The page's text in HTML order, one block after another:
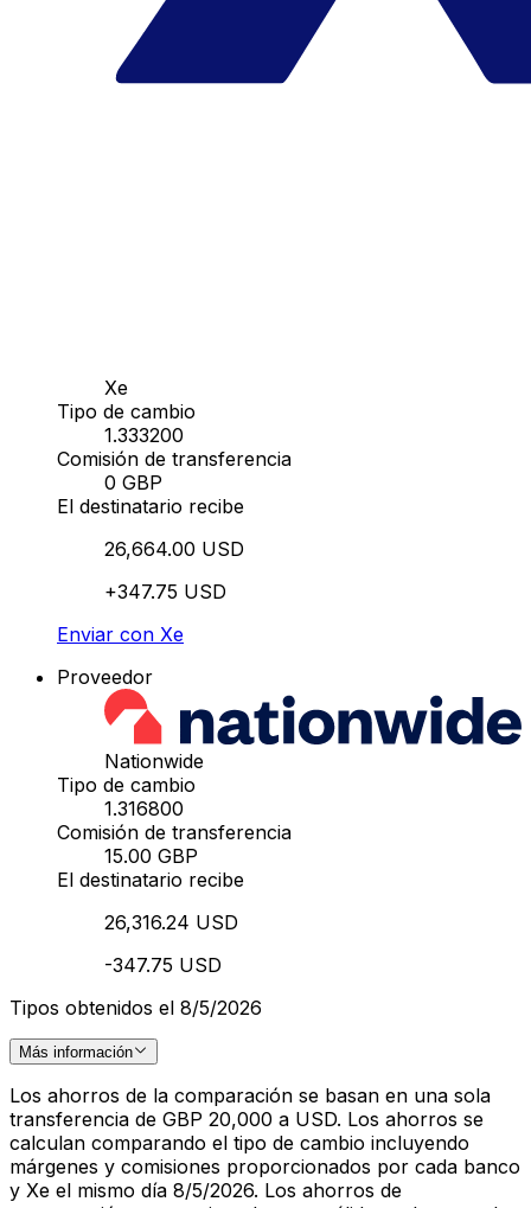
Xe
Tipo de cambio
1.333200
Comisión de transferencia
0 GBP
El destinatario recibe
26,664.00 USD
+347.75 USD
Enviar con Xe
Proveedor
Nationwide
Tipo de cambio
1.316800
Comisión de transferencia
15.00 GBP
El destinatario recibe
26,316.24 USD
-347.75 USD
Tipos obtenidos el 8/5/2026
Más información
Los ahorros de la comparación se basan en una sola
transferencia de GBP 20,000 a USD. Los ahorros se
calculan comparando el tipo de cambio incluyendo
márgenes y comisiones proporcionados por cada banco
y Xe el mismo día 8/5/2026. Los ahorros de